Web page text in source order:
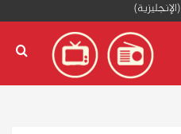
(الإنجليزية)